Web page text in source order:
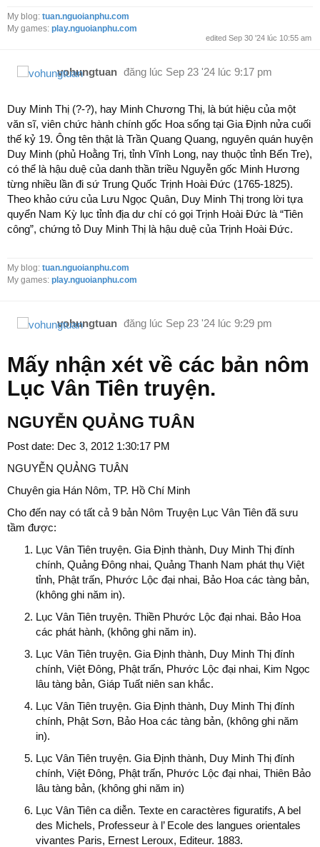
My blog: tuan.nguoianphu.com
My games: play.nguoianphu.com
edited Sep 30 '24 lúc 10:55 am
vohungtuan đăng lúc Sep 23 '24 lúc 9:17 pm
Duy Minh Thị (?-?), hay Minh Chương Thị, là bút hiệu của một
văn sĩ, viên chức hành chính gốc Hoa sống tại Gia Định nửa cuối
thế kỷ 19. Ông tên thật là Trần Quang Quang, nguyên quán huyện
Duy Minh (phủ Hoằng Trị, tỉnh Vĩnh Long, nay thuộc tỉnh Bến Tre),
có thể là hậu duệ của danh thần triều Nguyễn gốc Minh Hương
từng nhiều lần đi sứ Trung Quốc Trịnh Hoài Đức (1765-1825).
Theo khảo cứu của Lưu Ngọc Quân, Duy Minh Thị trong lời tựa
quyển Nam Kỳ lục tỉnh địa dư chí có gọi Trịnh Hoài Đức là “Tiên
công”, chứng tỏ Duy Minh Thị là hậu duệ của Trịnh Hoài Đức.
My blog: tuan.nguoianphu.com
My games: play.nguoianphu.com
vohungtuan đăng lúc Sep 23 '24 lúc 9:29 pm
Mấy nhận xét về các bản nôm
Lục Vân Tiên truyện.
NGUYỄN QUẢNG TUÂN
Post date: Dec 3, 2012 1:30:17 PM
NGUYỄN QUẢNG TUÂN
Chuyên gia Hán Nôm, TP. Hồ Chí Minh
Cho đến nay có tất cả 9 bản Nôm Truyện Lục Vân Tiên đã sưu
tầm được:
Lục Vân Tiên truyện. Gia Định thành, Duy Minh Thị đính
chính, Quảng Đông nhai, Quảng Thanh Nam phát thụ Việt
tỉnh, Phật trấn, Phước Lộc đại nhai, Bảo Hoa các tàng bản,
(không ghi năm in).
Lục Vân Tiên truyện. Thiền Phước Lộc đại nhai. Bảo Hoa
các phát hành, (không ghi năm in).
Lục Vân Tiên truyện. Gia Định thành, Duy Minh Thị đính
chính, Việt Đông, Phật trấn, Phước Lộc đại nhai, Kim Ngọc
lâu tàng bản, Giáp Tuất niên san khắc.
Lục Vân Tiên truyện. Gia Định thành, Duy Minh Thị đính
chính, Phật Sơn, Bảo Hoa các tàng bản, (không ghi năm
in).
Lục Vân Tiên truyện. Gia Định thành, Duy Minh Thị đính
chính, Việt Đông, Phật trấn, Phước Lộc đại nhai, Thiên Bảo
lâu tàng bản, (không ghi năm in)
Lục Vân Tiên ca diễn. Texte en caractères figuratifs, A bel
des Michels, Professeur à l’ Ecole des langues orientales
vivantes Paris, Ernest Leroux, Editeur. 1883.